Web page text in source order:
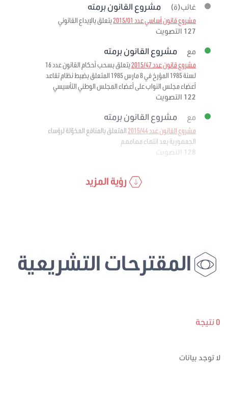
غائب(ة) مشروع القانون برمته
مشروع قانون أساسي عدد 2015/01
يتعلق بالإيداع القانوني
127 التصويت
مع مشروع القانون برمته
مشروع قانون عدد 2015/47
يتعلق بسحب أحكام القانون عدد 16
لسنة 1985 المؤرخ في 8 مارس 1985 المتعلق بضبط نظام تقاعد
أعضاء مجلس النواب على أعضاء المجلس الوطني التأسيسي
122 التصويت
مع مشروع القانون برمته
مشروع القانون عدد 2015/44
المتعلق بالمنافع المخوّلة لرؤساء
الجمهورية بعد انتهاء مهامهم
128 التصويت
رؤية المزيد
المقترحات التشريعية
0 نتيجة
لا توجد بيانات